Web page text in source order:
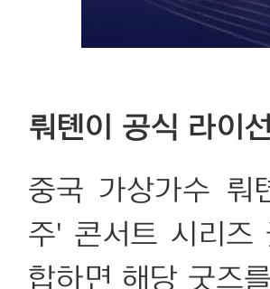
뤄톈이 공식 라이
중국 가상가수
주' 콘서트 시리즈
합하면 해당 굿즈